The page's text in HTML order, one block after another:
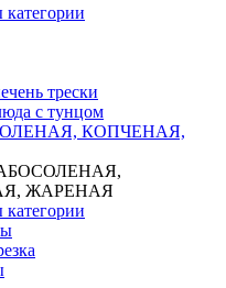
категории
трески
с тунцом
КОПЧЕНАЯ,
ЖАРЕНАЯ
категории